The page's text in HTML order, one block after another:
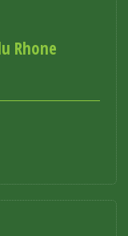
Rhone